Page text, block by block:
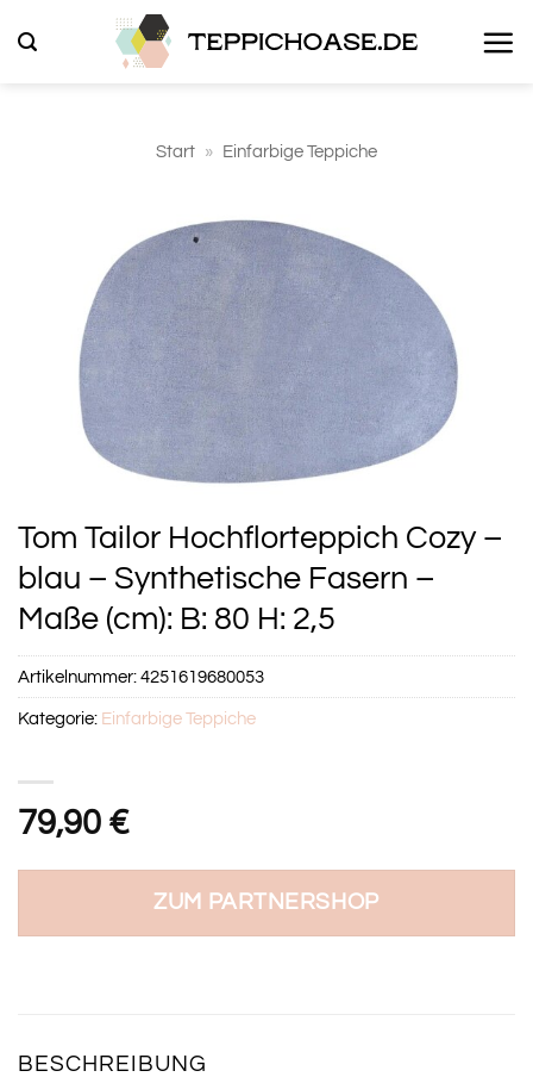
Inhalt
Start » Einfarbige Teppiche
Tom Tailor Hochflorteppich Cozy –
blau – Synthetische Fasern –
Maße (cm): B: 80 H: 2,5
79,90 €
ZUM PARTNERSHOP
Artikelnummer:4251619680053
Kategorie: Einfarbige Teppiche
BESCHREIBUNG